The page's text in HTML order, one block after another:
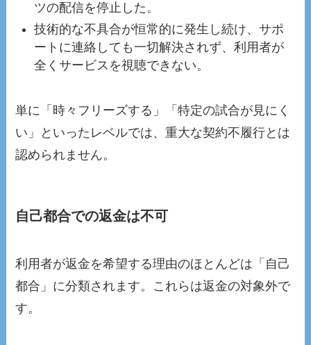
ツの配信を停止した。
技術的な不具合が恒常的に発生し続け、サポ
ートに連絡しても一切解決されず、利用者が
全くサービスを視聴できない。
単に「時々フリーズする」「特定の試合が見にく
い」といったレベルでは、重大な契約不履行とは
認められません。
自己都合での返金は不可
利用者が返金を希望する理由のほとんどは「自己
都合」に分類されます。これらは返金の対象外で
す。